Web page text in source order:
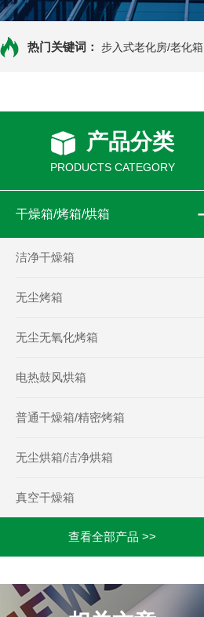
热门关键词： 步入式老化房/老化箱
产品分类
PRODUCTS CATEGORY
干燥箱/烤箱/烘箱
洁净干燥箱
无尘烤箱
无尘无氧化烤箱
电热鼓风烘箱
普通干燥箱/精密烤箱
无尘烘箱/洁净烘箱
真空干燥箱
查看全部产品 >>